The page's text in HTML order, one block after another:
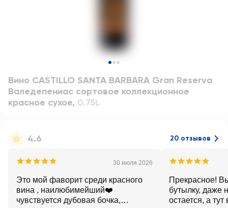
Вино CASTILLO SANTA BARBARA Gran Reserva
Валедепениас сортовое коллекционное
красное сухое, 0.75L
4.6 20 отзывов
30 июля 2026
Это мой фаворит среди красного
вина , наилюбимейший❤️
чувствуется дубовая бочка,
Прекрасное!
бутылку, даже
остается, а тут